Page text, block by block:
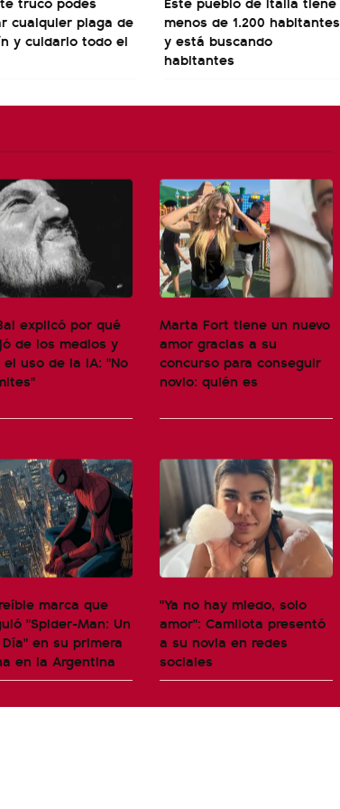
cualquier plaga de
y cuidarlo todo el
menos de 1.200 habitantes
y está buscando
habitantes
explicó por qué
de los medios y
uso de la IA: "No
Marta Fort tiene un nuevo
amor gracias a su
concurso para conseguir
novio: quién es
marca que
"Spider-Man: Un
Día" en su primera
en la Argentina
"Ya no hay miedo, solo
amor": Camilota presentó
a su novia en redes
sociales